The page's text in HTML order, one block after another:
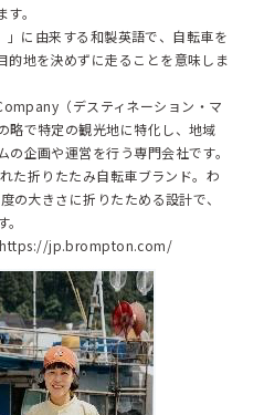
。
に由来する和製英語で、自転車を
的地を決めずに走ることを意味しま
（デスティネーション・マ
略で特定の観光地に特化し、地域
企画や運営を行う専門会社です。
た折りたたみ自転車ブランド。わ
の大きさに折りたためる設計で、
https://jp.brompton.com/